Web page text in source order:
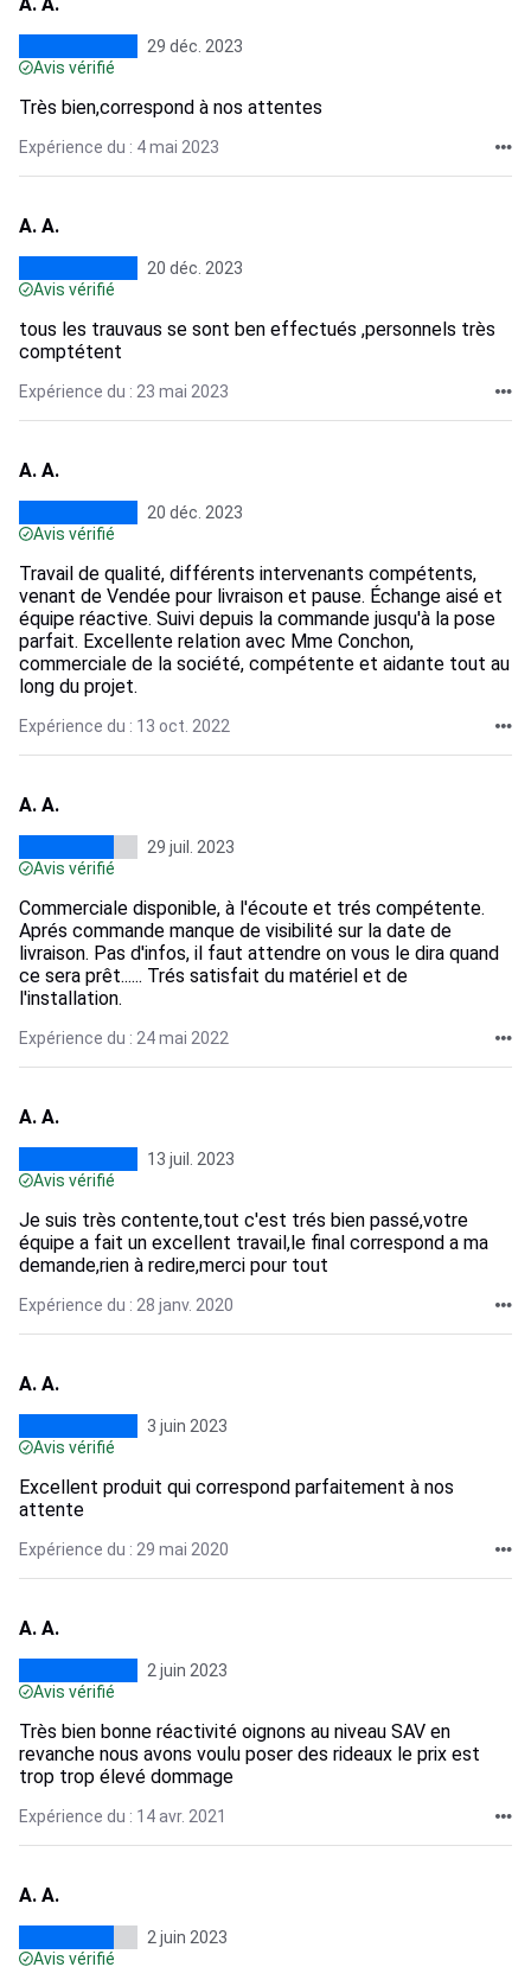
29 déc. 2023
Avis vérifié
Très bien,correspond à nos attentes
Expérience du : 4 mai 2023
A. A.
20 déc. 2023
Avis vérifié
tous les trauvaus se sont ben effectués ,personnels très
comptétent
Expérience du : 23 mai 2023
A. A.
20 déc. 2023
Avis vérifié
Travail de qualité, différents intervenants compétents,
venant de Vendée pour livraison et pause. Échange aisé et
équipe réactive. Suivi depuis la commande jusqu'à la pose
parfait. Excellente relation avec Mme Conchon,
commerciale de la société, compétente et aidante tout au
long du projet.
Expérience du : 13 oct. 2022
A. A.
29 juil. 2023
Avis vérifié
Commerciale disponible, à l'écoute et trés compétente.
Aprés commande manque de visibilité sur la date de
livraison. Pas d'infos, il faut attendre on vous le dira quand
ce sera prêt...... Trés satisfait du matériel et de
l'installation.
Expérience du : 24 mai 2022
A. A.
13 juil. 2023
Avis vérifié
Je suis très contente,tout c'est trés bien passé,votre
équipe a fait un excellent travail,le final correspond a ma
demande,rien à redire,merci pour tout
Expérience du : 28 janv. 2020
A. A.
3 juin 2023
Avis vérifié
Excellent produit qui correspond parfaitement à nos
attente
Expérience du : 29 mai 2020
A. A.
2 juin 2023
Avis vérifié
Très bien bonne réactivité oignons au niveau SAV en
revanche nous avons voulu poser des rideaux le prix est
trop trop élevé dommage
Expérience du : 14 avr. 2021
A. A.
2 juin 2023
Avis vérifié